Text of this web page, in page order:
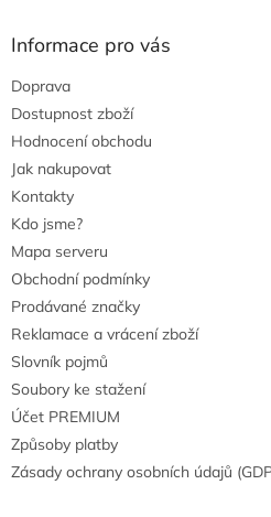
Informace pro vás
Doprava
Dostupnost zboží
Hodnocení obchodu
Jak nakupovat
Kontakty
Kdo jsme?
Mapa serveru
Obchodní podmínky
Prodávané značky
Reklamace a vrácení zboží
Slovník pojmů
Soubory ke stažení
Účet PREMIUM
Způsoby platby
Zásady ochrany osobních údajů